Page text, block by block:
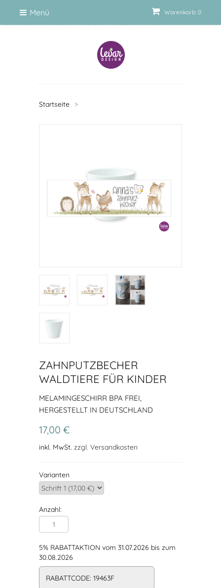
Warenkorb: 0
Menü
Startseite >
ZAHNPUTZBECHER
WALDTIERE FÜR KINDER
MELAMINGESCHIRR BPA FREI,
HERGESTELLT IN DEUTSCHLAND
17,00 €
inkl. MwSt. zzgl. Versandkosten
Varianten
Anzahl:
5% RABATTAKTION vom 31.07.2026 bis zum
30.08.2026
RABATTCODE: 19463F